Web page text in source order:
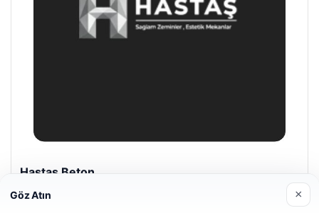
Enes Kaplan Avukatlık Bürosu
Göz Atın ×